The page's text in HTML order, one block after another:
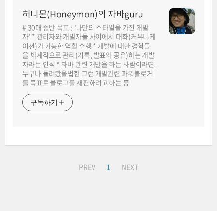
허니몬(Honeymon)의 자바guru
# 30대 중반 목표 : '나만의 스타일을 가진 개발
자' * 관리자와 개발자들 사이에서 대화(커뮤니케
이션)가 가능한 역할 수행 * 개발에 대한 경험들
을 체계적으로 관리(기록, 발표와 공유)하는 개발
자라는 인식 * 자바 관련 개발을 하는 사람이라면,
누구나 들려봤을법한 그런 개발관련 파워블로거
를 목표로 블로그를 재편하려고 하는 중
구독하기
PREV 1 NEXT